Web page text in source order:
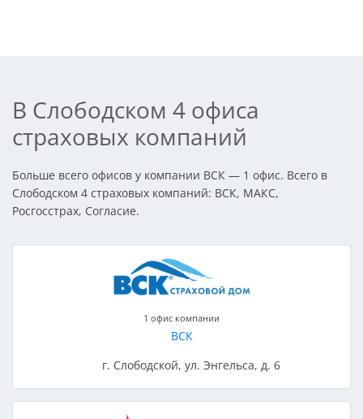
В Слободском 4 офиса
страховых компаний
Больше всего офисов у компании ВСК — 1 офис. Всего в
Слободском 4 страховых компаний: ВСК, МАКС,
Росгосстрах, Согласие.
1 офис компании
ВСК
г. Слободской, ул. Энгельса, д. 6